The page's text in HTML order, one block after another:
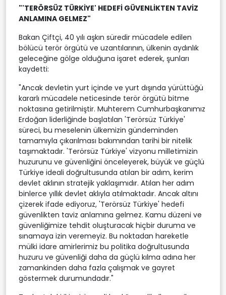
"'TERÖRSÜZ TÜRKİYE' HEDEFİ GÜVENLİKTEN TAVİZ
ANLAMINA GELMEZ"
Bakan Çiftçi, 40 yılı aşkın süredir mücadele edilen
bölücü terör örgütü ve uzantılarının, ülkenin aydınlık
geleceğine gölge olduğuna işaret ederek, şunları
kaydetti:
"Ancak devletin yurt içinde ve yurt dışında yürüttüğü
kararlı mücadele neticesinde terör örgütü bitme
noktasına getirilmiştir. Muhterem Cumhurbaşkanımız
Erdoğan liderliğinde başlatılan 'Terörsüz Türkiye'
süreci, bu meselenin ülkemizin gündeminden
tamamıyla çıkarılması bakımından tarihi bir nitelik
taşımaktadır. 'Terörsüz Türkiye' vizyonu milletimizin
huzurunu ve güvenliğini önceleyerek, büyük ve güçlü
Türkiye ideali doğrultusunda atılan bir adım, kerim
devlet aklının stratejik yaklaşımıdır. Atılan her adım
binlerce yıllık devlet aklıyla atılmaktadır. Ancak altını
çizerek ifade ediyoruz, 'Terörsüz Türkiye' hedefi
güvenlikten taviz anlamına gelmez. Kamu düzeni ve
güvenliğimize tehdit oluşturacak hiçbir duruma ve
sınamaya izin veremeyiz. Bu noktadan hareketle
mülki idare amirlerimiz bu politika doğrultusunda
huzuru ve güvenliği daha da güçlü kılma adına her
zamankinden daha fazla çalışmak ve gayret
göstermek durumundadır."